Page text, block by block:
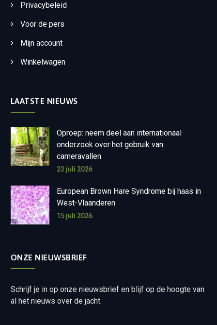
Privacybeleid
Voor de pers
Mijn account
Winkelwagen
LAATSTE NIEUWS
Oproep: neem deel aan internationaal
onderzoek over het gebruik van
cameravallen
23 juli 2026
European Brown Hare Syndrome bij haas in
West-Vlaanderen
15 juli 2026
ONZE NIEUWSBRIEF
Schrijf je in op onze nieuwsbrief en blijf op de hoogte van
al het nieuws over de jacht.